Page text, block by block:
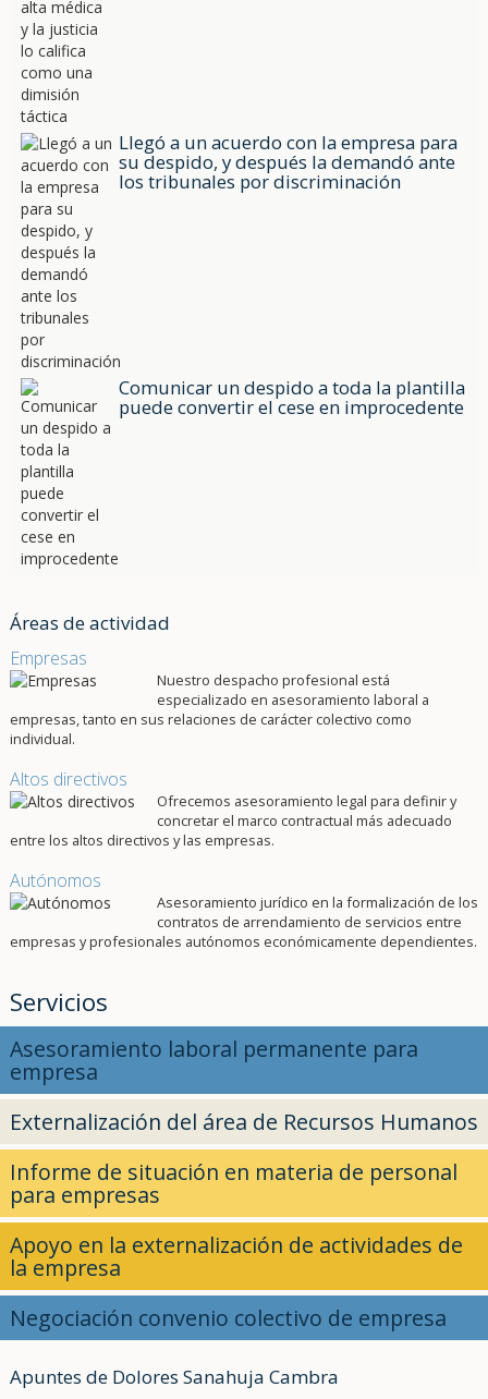
Llegó a un acuerdo con la empresa para
su despido, y después la demandó ante
los tribunales por discriminación
Comunicar un despido a toda la plantilla
puede convertir el cese en improcedente
Áreas de actividad
Empresas
Nuestro despacho profesional está
especializado en asesoramiento laboral a
empresas, tanto en sus relaciones de carácter colectivo como
individual.
Altos directivos
Ofrecemos asesoramiento legal para definir y
concretar el marco contractual más adecuado
entre los altos directivos y las empresas.
Autónomos
Asesoramiento jurídico en la formalización de los
contratos de arrendamiento de servicios entre
empresas y profesionales autónomos económicamente dependientes.
Servicios
Asesoramiento laboral permanente para
empresa
Externalización del área de Recursos Humanos
Informe de situación en materia de personal
para empresas
Apoyo en la externalización de actividades de
la empresa
Negociación convenio colectivo de empresa
Apuntes de Dolores Sanahuja Cambra